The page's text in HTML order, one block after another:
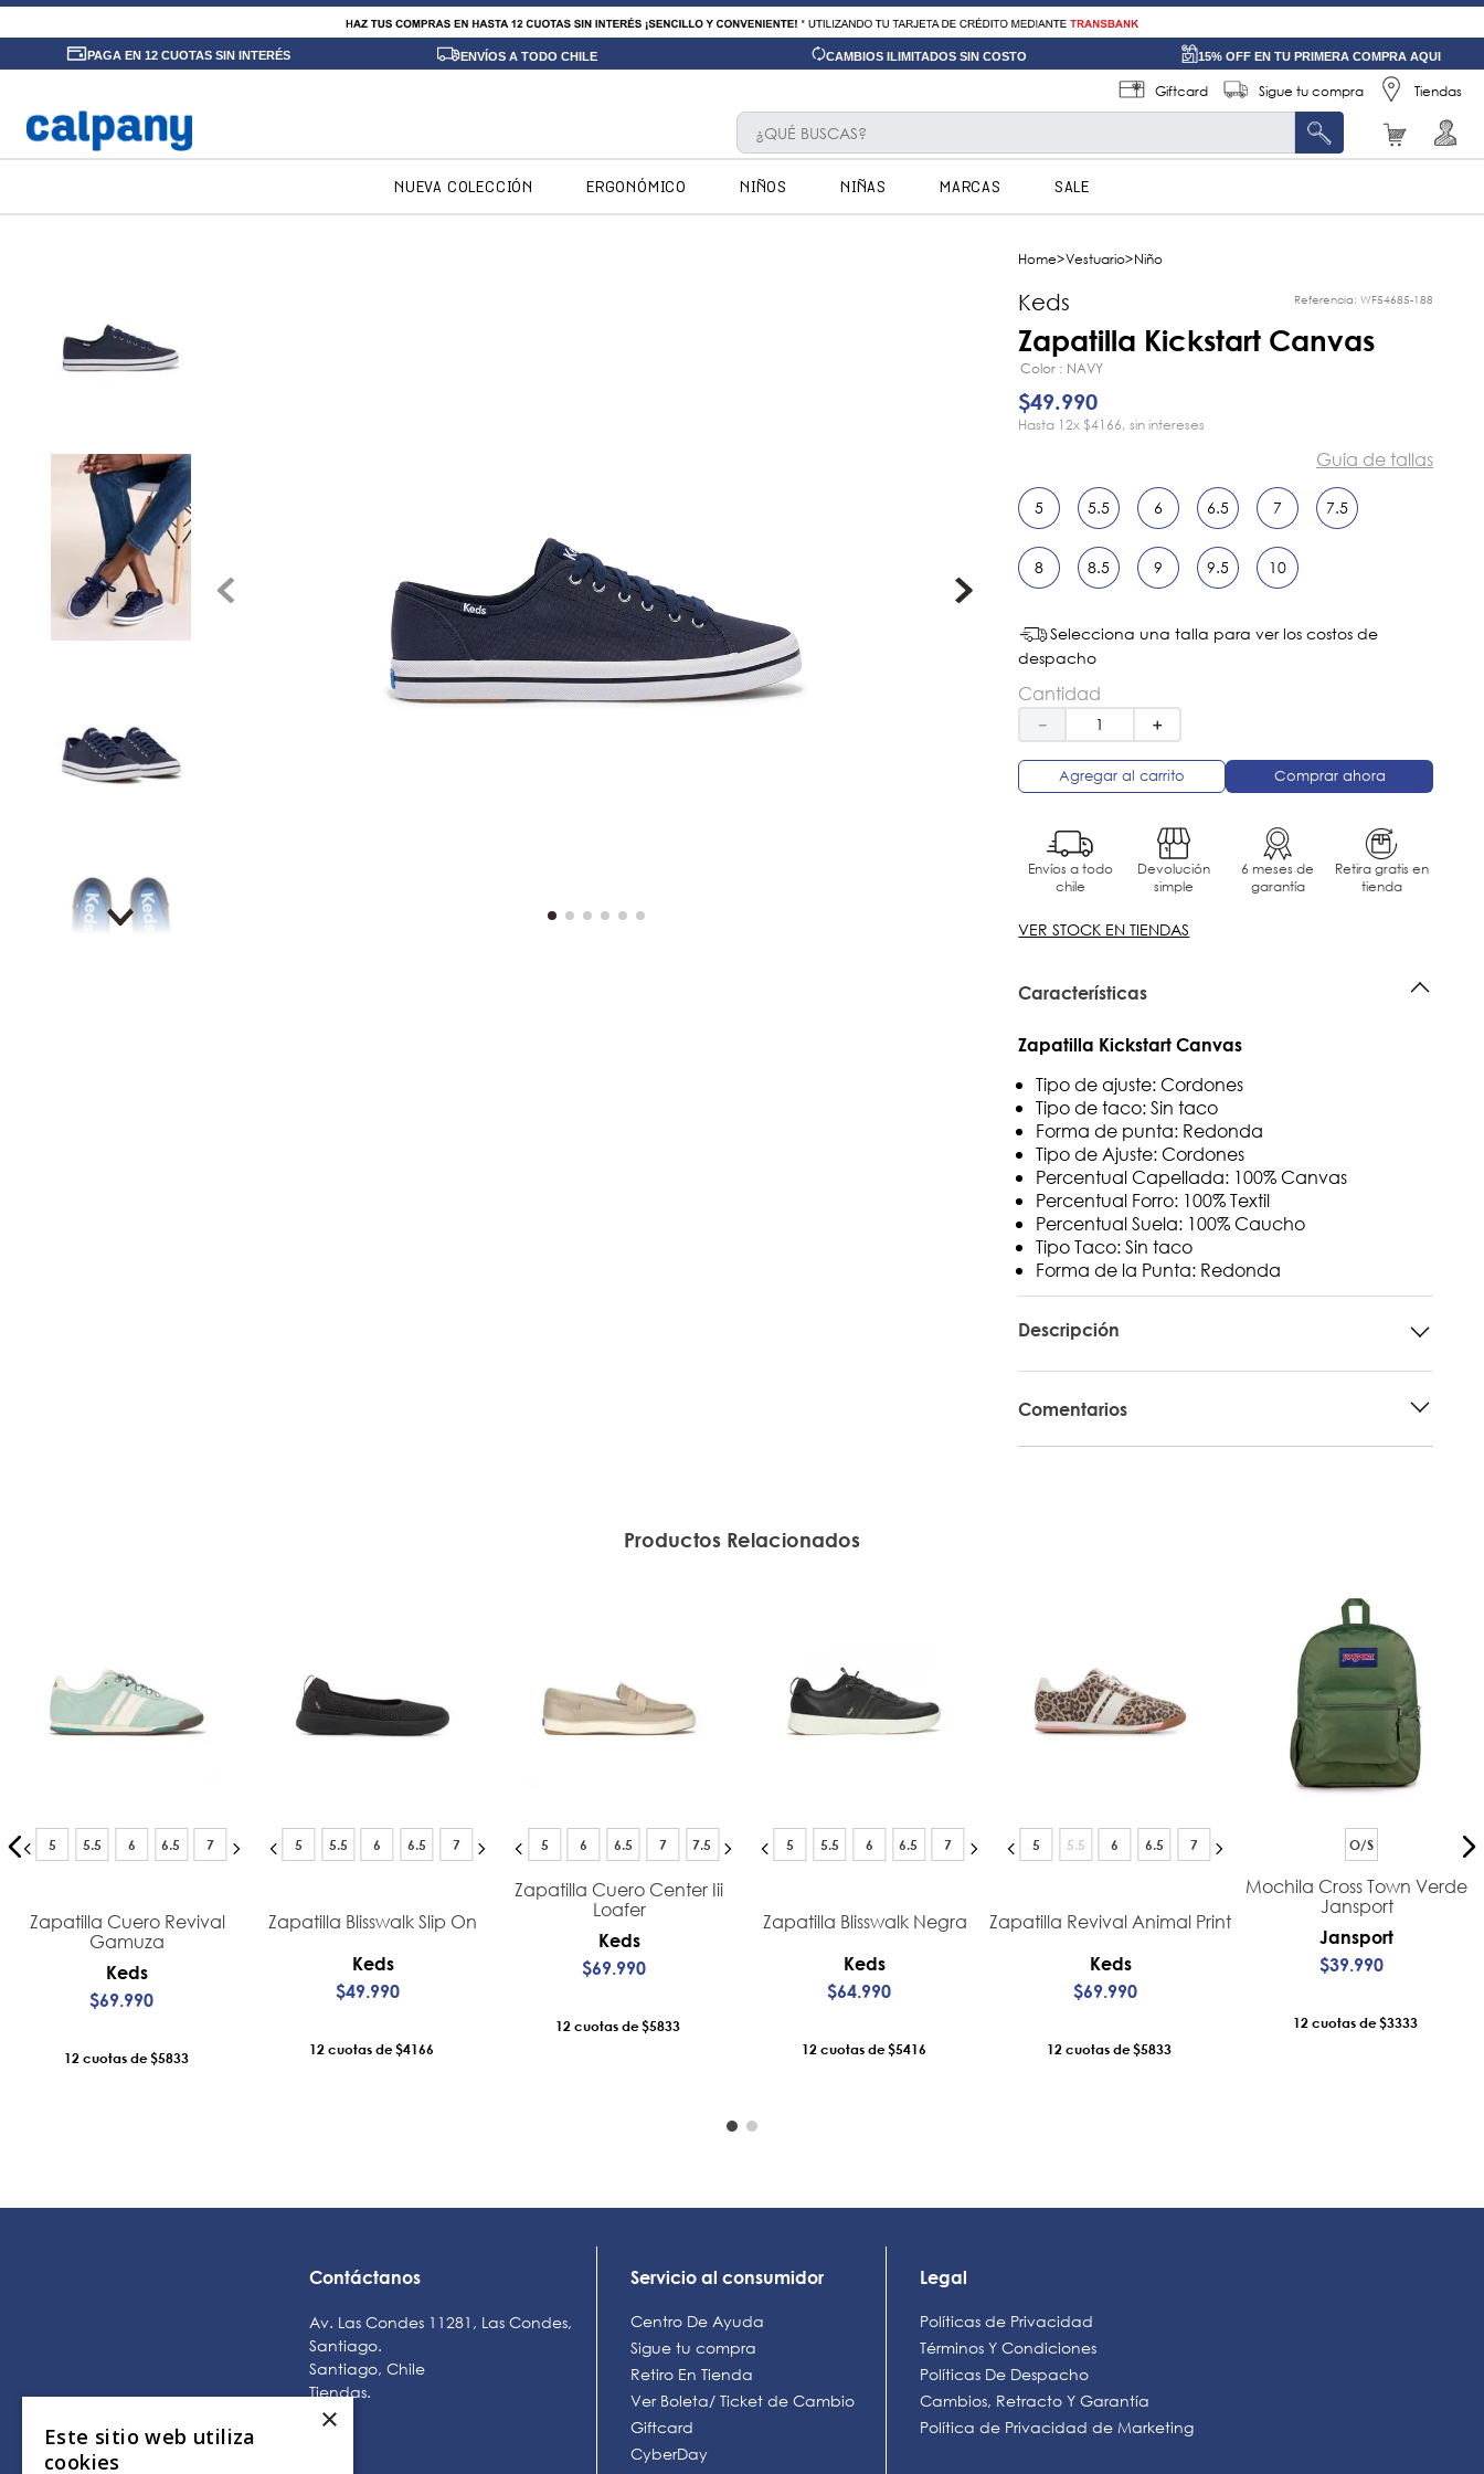
PAGA EN 12 CUOTAS SIN INTERÉS ENVÍOS A TODO CHILE CAMBIOS ILIMITADOS SIN COSTO 15% OFF EN TU PRIMERA COMPRA AQUI
Giftcard Sigue tu compra Tiendas
¿QUÉ BUSCAS?
NUEVA COLECCIÓN ERGONÓMICO NIÑOS NIÑAS MARCAS SALE
Vestuario Niño
Keds Referencia: WF54685-188
Zapatilla Kickstart Canvas
Color NAVY
$49.990
12x$4166 sin intereses
Guia de tallas
5 5.5 6 6.5 7 7.5
8 8.5 9 9.5 10
Selecciona una talla para ver los costos de
despacho
Cantidad
＋
－
Agregar al carrito Comprar ahora
Envíos a todo
chile
Devolución
simple
6 meses de
garantía
Retira gratis en
tienda
VER STOCK EN TIENDAS
Características
Zapatilla Kickstart Canvas
Tipo de ajuste: Cordones
Tipo de taco: Sin taco
Forma de punta: Redonda
Tipo de Ajuste: Cordones
Percentual Capellada: 100% Canvas
Percentual Forro: 100% Textil
Percentual Suela: 100% Caucho
Tipo Taco: Sin taco
Forma de la Punta: Redonda
Descripción
Comentarios
Productos Relacionados
5 5.5 6 6.5 7
Zapatilla Cuero Revival
Gamuza
Keds
$69 990
12 $5833
5 5.5 6 6.5 7
Zapatilla Blisswalk Slip On
Keds
$49.990
12 $4166
5 6 6.5 7 7.5
Zapatilla Cuero Center Iii
Loafer
Keds
$69. 990
12 $5833
5 5.5 6 6.5 7
Zapatilla Blisswalk Negra
Keds
$64.990
12 $5416
5 5.5 6 6.5 7
Zapatilla Revival Animal Print
Keds
$69.990
12 $5833
O/S
Mochila Cross Town Verde
Jansport
Jansport
$39. 990
12 $3333
Contáctanos
Av. Las Condes 11281, Las Condes,
Santiago.
Santiago, Chile
Tiendas.
Servicio al consumidor
Centro De Ayuda
Sigue tu compra
Retiro En Tienda
Ver Boleta/ Ticket de Cambio
Giftcard
CyberDay
Legal
Políticas de Privacidad
Términos Y Condiciones
Políticas De Despacho
Cambios, Retracto Y Garantía
Política de Privacidad de Marketing
×
Este sitio web utiliza
cookies
TÉRMINOS MÁS BUSCADOS
1.
ninos